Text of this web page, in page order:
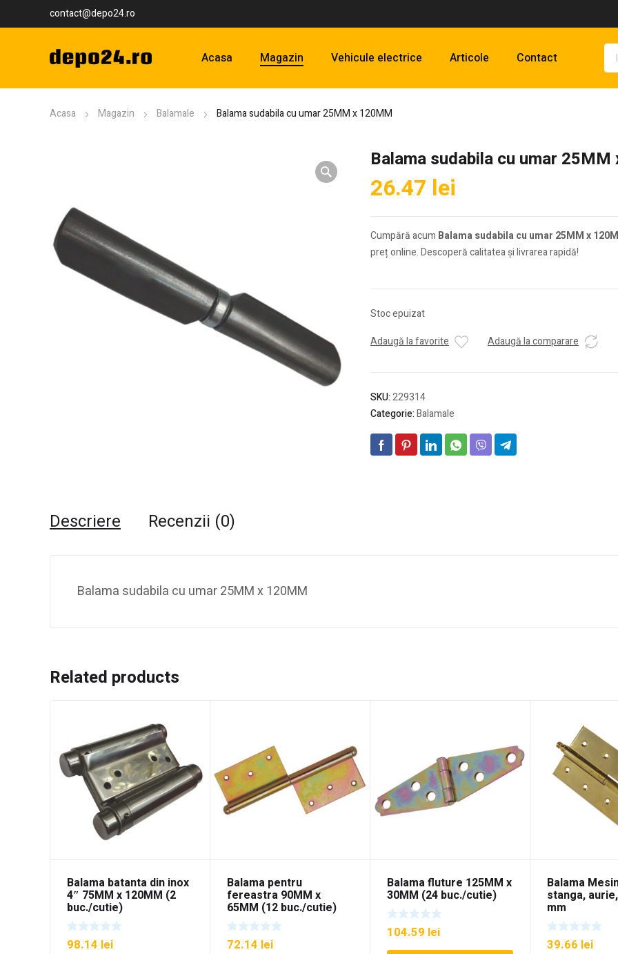
contact@depo24.ro
Acasa Magazin Vehicule electrice Articole Contact
Acasa Magazin Balamale Balama sudabila cu umar 25MM x 120MM
Balama sudabila cu umar
26.47 lei
Cumpără acum Balama sudabila cu umar 25MM x
preț online. Descoperă calitatea și livrarea rapidă!
Stoc epuizat
Adaugă la favorite
Adaugă la comparare
SKU:229314
Categorie:Balamale
Descriere Recenzii (0)
Balama sudabila cu umar 25MM x 120MM
Related products
Balama batanta din inox
4″ 75MM x 120MM (2
buc./cutie)
98.14 lei
Balama pentru
fereastra 90MM x
65MM (12 buc./cutie)
72.14 lei
Balama fluture 125MM x
30MM (24 buc./cutie)
104.59 lei
Balama
stanga,
mm
39.66 lei